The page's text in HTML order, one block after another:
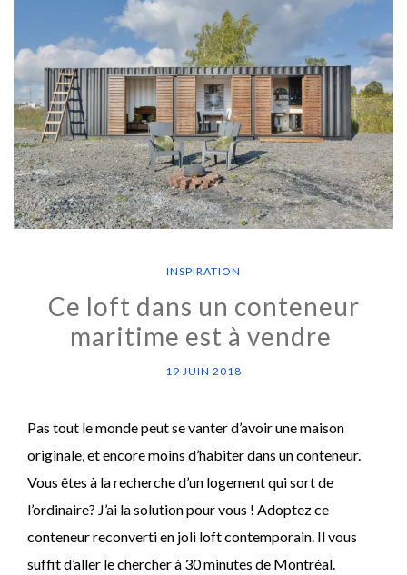
INSPIRATION
Ce loft dans un conteneur
maritime est à vendre
19 JUIN 2018
Pas tout le monde peut se vanter d’avoir une maison
originale, et encore moins d’habiter dans un conteneur.
Vous êtes à la recherche d’un logement qui sort de
l’ordinaire? J’ai la solution pour vous ! Adoptez ce
conteneur reconverti en joli loft contemporain. Il vous
suffit d’aller le chercher à 30 minutes de Montréal.